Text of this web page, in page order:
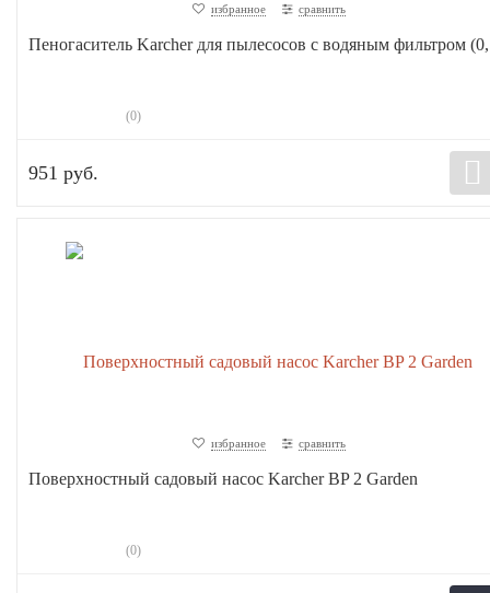
избранное сравнить
Пеногаситель Karcher для пылесосов с водяным фильтром
(0)
951 руб.
избранное сравнить
Поверхностный садовый насос Karcher BP 2 Garden
(0)